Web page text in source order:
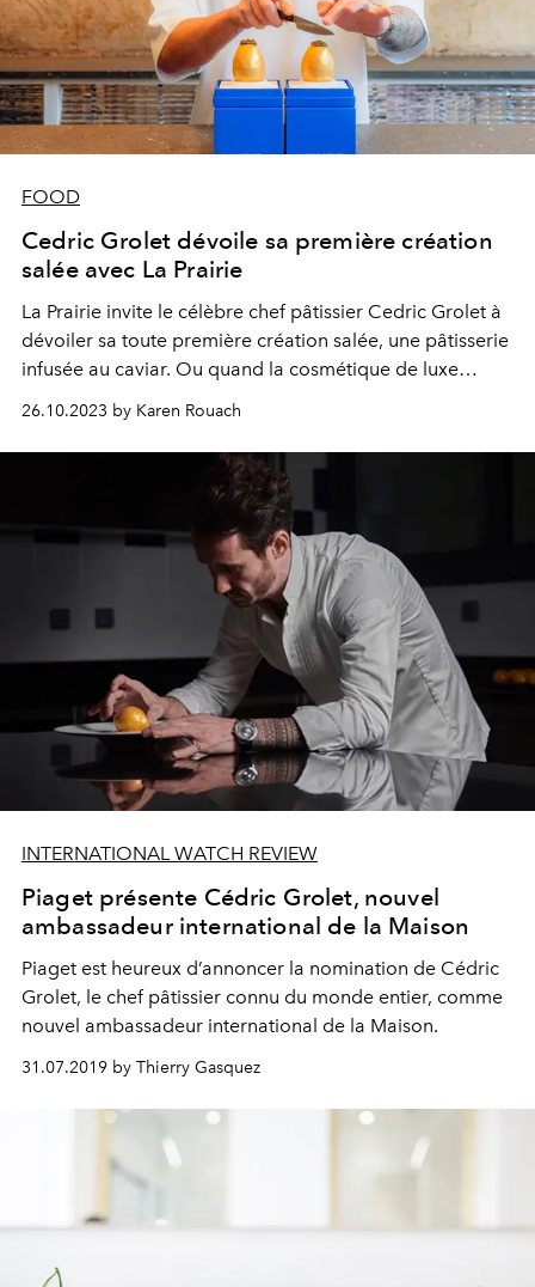
FOOD
Cedric Grolet dévoile sa première création
salée avec La Prairie
La Prairie invite le célèbre chef pâtissier Cedric Grolet à
dévoiler sa toute première création salée, une pâtisserie
infusée au caviar. Ou quand la cosmétique de luxe
26.10.2023 by Karen Rouach
INTERNATIONAL WATCH REVIEW
Piaget présente Cédric Grolet, nouvel
ambassadeur international de la Maison
Piaget est heureux d’annoncer la nomination de Cédric
Grolet, le chef pâtissier connu du monde entier, comme
nouvel ambassadeur international de la Maison.
31.07.2019 by Thierry Gasquez